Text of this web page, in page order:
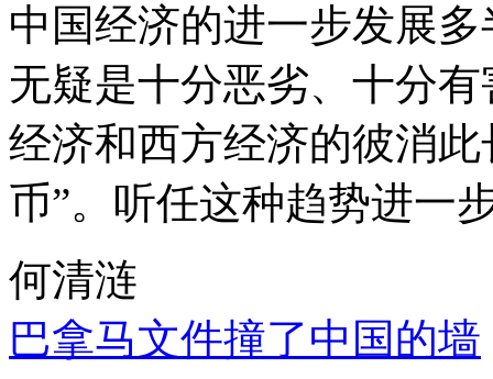
中国经济的进一步发展
无疑是十分恶劣、十分
经济和西方经济的彼消
币”。听任这种趋势进一
何清涟
巴拿马文件撞了中国的墙